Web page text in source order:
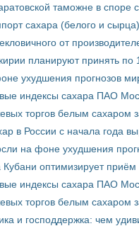
таможне в
сахара (белого и
от
планируют принять по
ухудшения прогнозов
индексы сахара ПАО
торгов белым сахаром
в России с начала года
на фоне ухудшения
оптимизирует приём
индексы сахара ПАО
торгов белым сахаром
и господдержка: чем